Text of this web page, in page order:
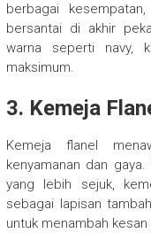
berbagai
bersantai di akhir
warna seperti navy,
maksimum.
3. Kemeja
Kemeja flanel
kenyamanan dan
yang lebih sejuk,
sebagai lapisan
untuk menambah